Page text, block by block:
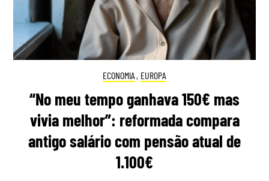
ECONOMIA , EUROPA
“No meu tempo ganhava 150€ mas
vivia melhor”: reformada compara
antigo salário com pensão atual de
1.100€